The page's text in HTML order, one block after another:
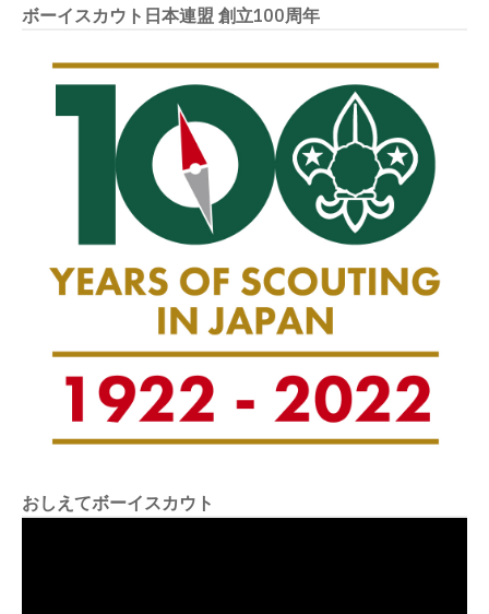
ボーイスカウト日本連盟 創立100周年
おしえてボーイスカウト